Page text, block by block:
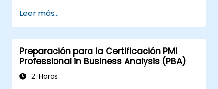
Seguir y monitorear el progreso de todo
el ciclo de vida del proyecto.
Generar un informe personalizado del
estado del proyecto.
Leer más...
Preparación para la Certificación PMI
Professional in Business Analysis (PBA)
21 Horas